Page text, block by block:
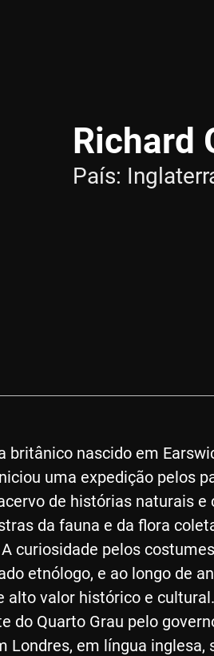
Richard
País:
nascido em
uma expedição pelos
de histórias naturais e
da fauna e da flora
curiosidade pelos
etnólogo, e ao longo de
valor histórico e
do Quarto Grau pelo
em língua inglesa,